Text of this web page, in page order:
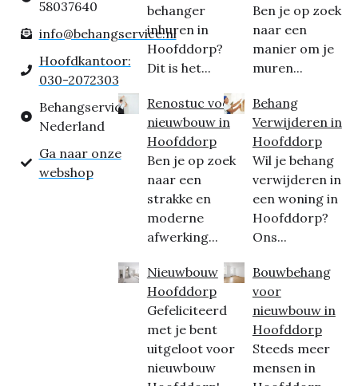
58037640
info@behangservice.nl
Hoofdkantoor:
030-2072303
Behangservice
Nederland
Ga naar onze
webshop
behanger
inhuren in
Hoofddorp?
Dit is het...
Renostuc voor
nieuwbouw in
Hoofddorp
Ben je op zoek
naar een
strakke en
moderne
afwerking...
Nieuwbouw
Hoofddorp
Gefeliciteerd
met je bent
uitgeloot voor
nieuwbouw
Ben je op zoek
naar een
manier om je
muren...
Behang
Verwijderen in
Hoofddorp
Wil je behang
verwijderen in
een woning in
Hoofddorp?
Ons...
Bouwbehang
voor
nieuwbouw in
Hoofddorp
Steeds meer
mensen in